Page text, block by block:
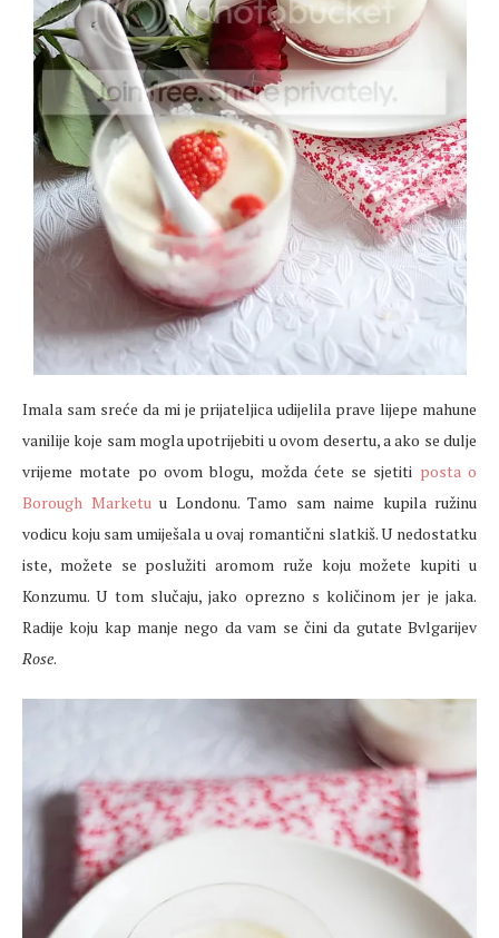
Imala sam sreće da mi je prijateljica udijelila prave lijepe mahune
vanilije koje sam mogla upotrijebiti u ovom desertu, a ako se dulje
vrijeme motate po ovom blogu, možda ćete se sjetiti posta o
Borough Marketuu Londonu. Tamo sam naime kupila ružinu
vodicu koju sam umiješala u ovaj romantični slatkiš. U nedostatku
iste, možete se poslužiti aromom ruže koju možete kupiti u
Konzumu. U tom slučaju, jako oprezno s količinom jer je jaka.
Radije koju kap manje nego da vam se čini da gutate Bvlgarijev
Rose.